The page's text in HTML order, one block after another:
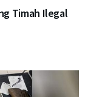
Timah Ilegal